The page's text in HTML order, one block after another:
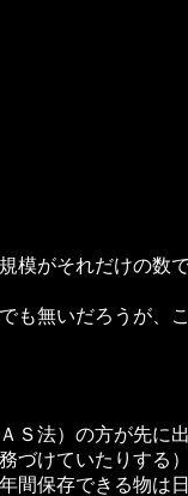
がそれだけの数
無いだろうが、
法）の方が先に
づけていたりする）
間保存できる物